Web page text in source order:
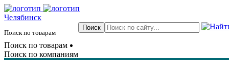
Челябинск
Поиск по товарам
Поиск по товарам
Поиск по компаниям